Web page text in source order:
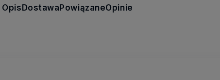
Opis Dostawa PowiązaneOpinie